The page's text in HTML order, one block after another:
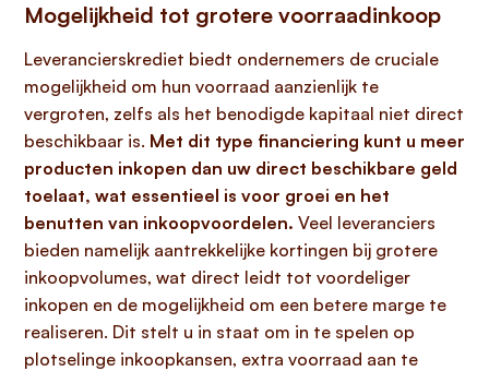
Mogelijkheid tot grotere voorraadinkoop
Leverancierskrediet biedt ondernemers de cruciale
mogelijkheid om hun voorraad aanzienlijk te
vergroten, zelfs als het benodigde kapitaal niet direct
beschikbaar is. Met dit type financiering kunt u meer
producten inkopen dan uw direct beschikbare geld
toelaat, wat essentieel is voor groei en het
benutten van inkoopvoordelen. Veel leveranciers
bieden namelijk aantrekkelijke kortingen bij grotere
inkoopvolumes, wat direct leidt tot voordeliger
inkopen en de mogelijkheid om een betere marge te
realiseren. Dit stelt u in staat om in te spelen op
plotselinge inkoopkansen, extra voorraad aan te